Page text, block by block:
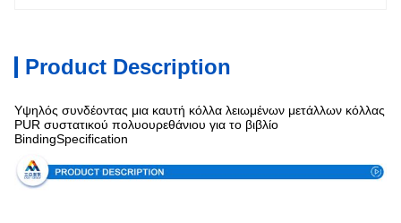
Product Description
Υψηλός συνδέοντας μια καυτή κόλλα λειωμένων μετάλλων κόλλας
PUR συστατικού πολυουρεθάνιου για το βιβλίο
BindingSpecification